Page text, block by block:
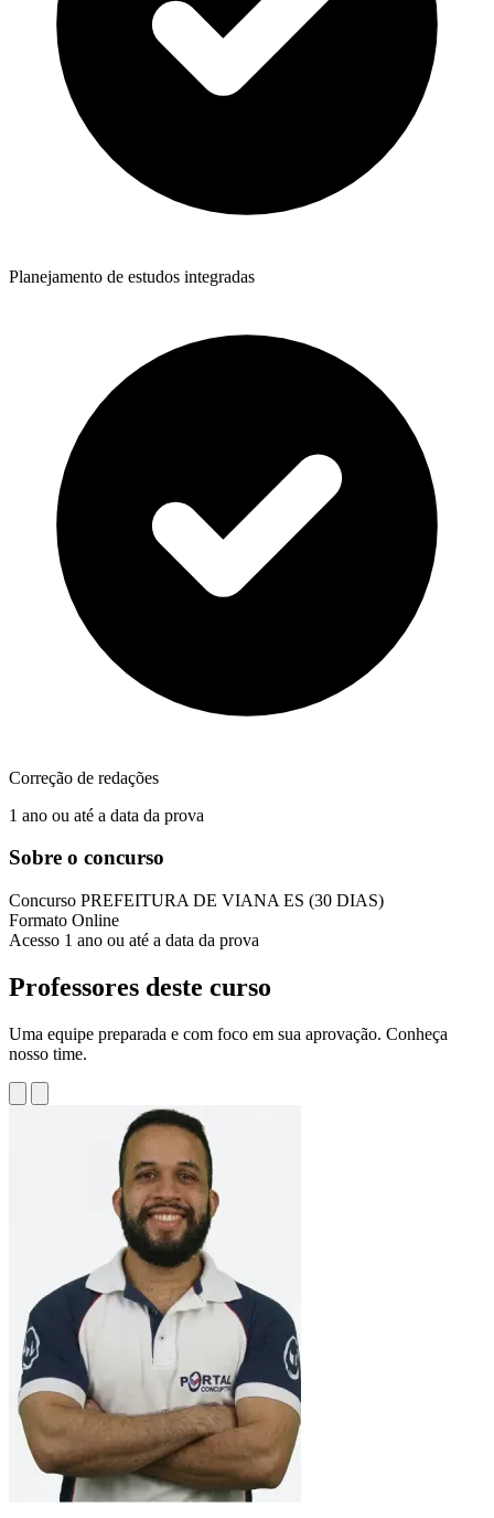
Planejamento de estudos integradas
Correção de redações
1 ano ou até a data da prova
Sobre o concurso
Concurso PREFEITURA DE VIANA ES (30 DIAS)
Formato Online
Acesso 1 ano ou até a data da prova
Professores deste curso
Uma equipe preparada e com foco em sua aprovação. Conheça
nosso time.